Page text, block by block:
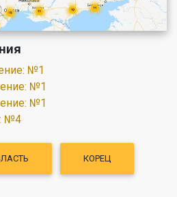
№1
№1
№1
№4
КОРЕЦ